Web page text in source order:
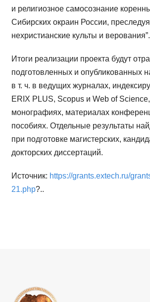
и религиозное самосознание
Сибирских окраин России, преследуя
нехристианские культы и верования”.
Итоги реализации проекта будут
подготовленных и опубликованных
в т. ч. в ведущих журналах,
ERIX PLUS, Scopus и Web of
монографиях, материалах
пособиях. Отдельные результаты
при подготовке магистерских,
докторских диссертаций.
Источник: https://grants.extech.ru/
21.php?..